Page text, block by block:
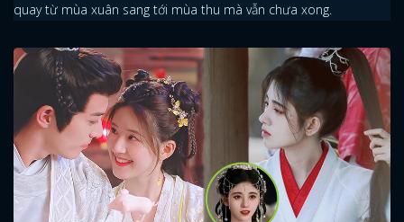
x
ĐĂNG NHẬP
quay từ mùa xuân sang tới mùa thu mà vẫn chưa xong.